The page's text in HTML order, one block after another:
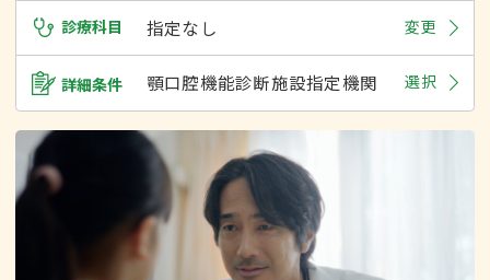
診療科目 指定なし 変更
詳細条件 顎口腔機能診断施設指定機関 選択